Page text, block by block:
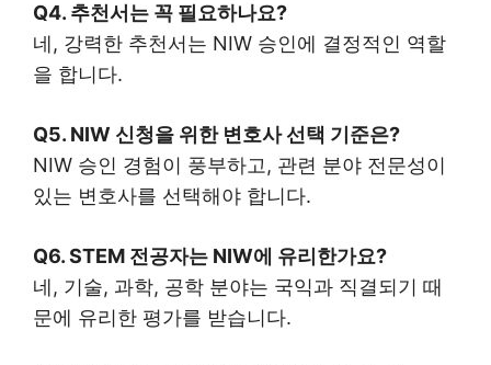
Q4. 추천서는 꼭 필요하나요?
네, 강력한 추천서는 NIW 승인에 결정적인 역할
을 합니다.
Q5. NIW 신청을 위한 변호사 선택 기준은?
NIW 승인 경험이 풍부하고, 관련 분야 전문성이
있는 변호사를 선택해야 합니다.
Q6. STEM 전공자는 NIW에 유리한가요?
네, 기술, 과학, 공학 분야는 국익과 직결되기 때
문에 유리한 평가를 받습니다.